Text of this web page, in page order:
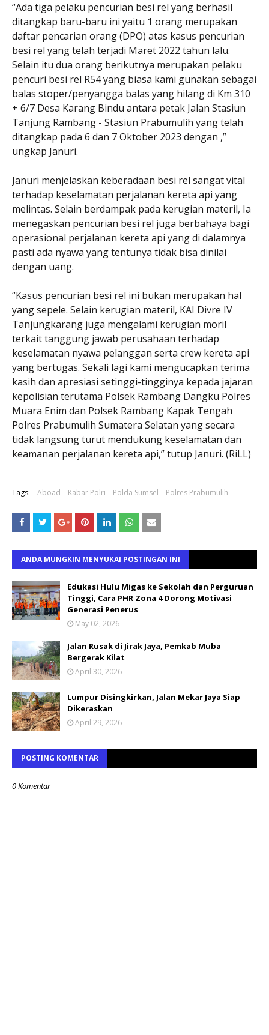
“Ada tiga pelaku pencurian besi rel yang berhasil
ditangkap baru-baru ini yaitu 1 orang merupakan
daftar pencarian orang (DPO) atas kasus pencurian
besi rel yang telah terjadi Maret 2022 tahun lalu.
Selain itu dua orang berikutnya merupakan pelaku
pencuri besi rel R54 yang biasa kami gunakan sebagai
balas stoper/penyangga balas yang hilang di Km 310
+ 6/7 Desa Karang Bindu antara petak Jalan Stasiun
Tanjung Rambang - Stasiun Prabumulih yang telah
ditangkap pada 6 dan 7 Oktober 2023 dengan ,”
ungkap Januri.
Januri menjelaskan keberadaan besi rel sangat vital
terhadap keselamatan perjalanan kereta api yang
melintas. Selain berdampak pada kerugian materil, Ia
menegaskan pencurian besi rel juga berbahaya bagi
operasional perjalanan kereta api yang di dalamnya
pasti ada nyawa yang tentunya tidak bisa dinilai
dengan uang.
“Kasus pencurian besi rel ini bukan merupakan hal
yang sepele. Selain kerugian materil, KAI Divre IV
Tanjungkarang juga mengalami kerugian moril
terkait tanggung jawab perusahaan terhadap
keselamatan nyawa pelanggan serta crew kereta api
yang bertugas. Sekali lagi kami mengucapkan terima
kasih dan apresiasi setinggi-tingginya kepada jajaran
kepolisian terutama Polsek Rambang Dangku Polres
Muara Enim dan Polsek Rambang Kapak Tengah
Polres Prabumulih Sumatera Selatan yang secara
tidak langsung turut mendukung keselamatan dan
keamanan perjalanan kereta api,” tutup Januri. (RiLL)
Tags: Aboad Kabar Polri Polda Sumsel Polres Prabumulih
ANDA MUNGKIN MENYUKAI POSTINGAN INI
Edukasi Hulu Migas ke Sekolah dan Perguruan
Tinggi, Cara PHR Zona 4 Dorong Motivasi
Generasi Penerus
May 02, 2026
Jalan Rusak di Jirak Jaya, Pemkab Muba
Bergerak Kilat
April 30, 2026
Lumpur Disingkirkan, Jalan Mekar Jaya Siap
Dikeraskan
April 29, 2026
POSTING KOMENTAR
0 Komentar